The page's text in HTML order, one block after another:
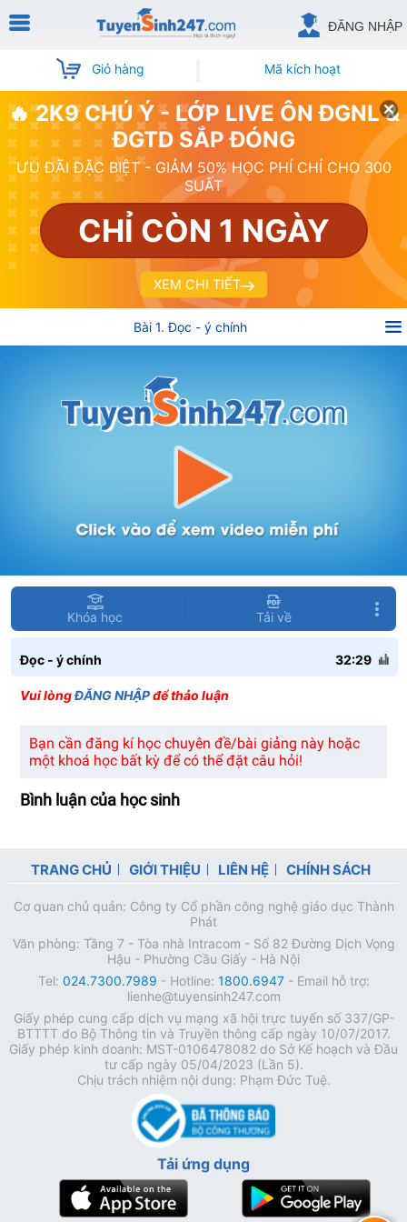
ĐĂNG NHẬP
Giỏ hàng Mã kích hoạt
🔥 2K9 CHÚ Ý - LỚP LIVE ÔN ĐGNL &
ĐGTD SẮP ĐÓNG
ƯU ĐÃI ĐẶC BIỆT - GIẢM 50% HỌC PHÍ CHỈ CHO 300
SUẤT
CHỈ CÒN 1 NGÀY
XEM CHI TIẾT
Bài 1. Đọc - ý chính
Khóa học Tải về
Đọc - ý chính 32:29
Vui lòngĐĂNG NHẬPđể thảo luận
Bạn cần đăng kí học chuyên đề/bài giảng này hoặc
một khoá học bất kỳ để có thể đặt câu hỏi!
Bình luận của học sinh
TRANG CHỦ GIỚI THIỆU LIÊN HỆ CHÍNH SÁCH
Cơ quan chủ quản: Công ty Cổ phần công nghệ giáo dục Thành
Phát
Văn phòng: Tầng 7 - Tòa nhà Intracom - Số 82 Đường Dịch Vọng
Hậu - Phường Cầu Giấy - Hà Nội
Tel: 024.7300.7989 - Hotline: 1800.6947- Email hỗ trợ:
lienhe@tuyensinh247.com
Giấy phép cung cấp dịch vụ mạng xã hội trực tuyến số 337/GP-
BTTTT do Bộ Thông tin và Truyền thông cấp ngày 10/07/2017.
Giấy phép kinh doanh: MST-0106478082 do Sở Kế hoạch và Đầu
tư cấp ngày 05/04/2023 (Lần 5).
Chịu trách nhiệm nội dung: Phạm Đức Tuệ.
Tải ứng dụng